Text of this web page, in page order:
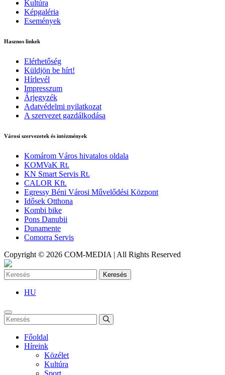
Kultúra
Képgaléria
Események
Hasznos linkek
Elérhetőség
Küldjön be hírt!
Hírlevél
Impresszum
Árjegyzék
Adatvédelmi nyilatkozat
A szervezet gazdálkodása
Városi szervezetek és intézmények
Komárom Város hivatalos oldala
KOMVaK Rt.
KN Smart Servis Rt.
CALOR Kft.
Egressy Béni Városi Művelődési Központ
Idősek Otthona
Kombi bike
Pons Danubii
Dunamente
Comorra Servis
Copyright © 2026 COM-MEDIA | All Rights Reserved
Keresés
HU
Főoldal
Híreink
Közélet
Kultúra
Sport